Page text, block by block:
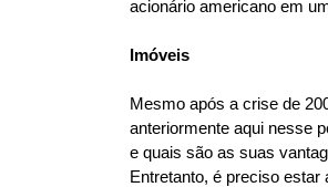
acionário americano em
Imóveis
Mesmo após a crise de
anteriormente aqui nesse
e quais são as suas
Entretanto, é preciso